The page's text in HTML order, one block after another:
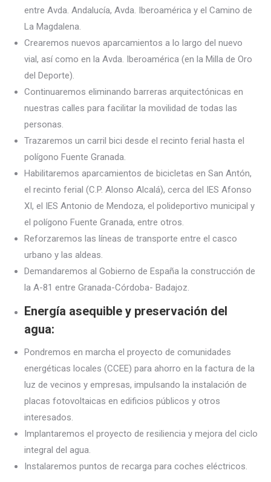
entre Avda. Andalucía, Avda. Iberoamérica y el Camino de
La Magdalena.
Crearemos nuevos aparcamientos a lo largo del nuevo
vial, así como en la Avda. Iberoamérica (en la Milla de Oro
del Deporte).
Continuaremos eliminando barreras arquitectónicas en
nuestras calles para facilitar la movilidad de todas las
personas.
Trazaremos un carril bici desde el recinto ferial hasta el
polígono Fuente Granada.
Habilitaremos aparcamientos de bicicletas en San Antón,
el recinto ferial (C.P. Alonso Alcalá), cerca del IES Afonso
XI, el IES Antonio de Mendoza, el polideportivo municipal y
el polígono Fuente Granada, entre otros.
Reforzaremos las líneas de transporte entre el casco
urbano y las aldeas.
Demandaremos al Gobierno de España la construcción de
la A-81 entre Granada-Córdoba- Badajoz.
Energía asequible y preservación del
agua:
Pondremos en marcha el proyecto de comunidades
energéticas locales (CCEE) para ahorro en la factura de la
luz de vecinos y empresas, impulsando la instalación de
placas fotovoltaicas en edificios públicos y otros
interesados.
Implantaremos el proyecto de resiliencia y mejora del ciclo
integral del agua.
Instalaremos puntos de recarga para coches eléctricos.